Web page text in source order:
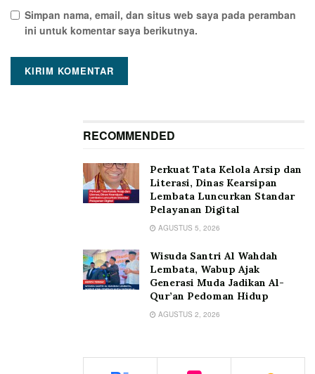
Simpan nama, email, dan situs web saya pada peramban
ini untuk komentar saya berikutnya.
RECOMMENDED
Perkuat Tata Kelola Arsip dan
Literasi, Dinas Kearsipan
Lembata Luncurkan Standar
Pelayanan Digital
AGUSTUS 5, 2026
Wisuda Santri Al Wahdah
Lembata, Wabup Ajak
Generasi Muda Jadikan Al-
Qur’an Pedoman Hidup
AGUSTUS 2, 2026